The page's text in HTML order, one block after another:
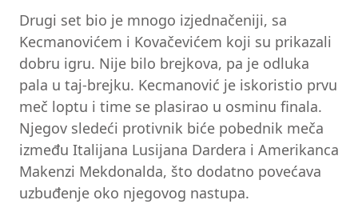
Drugi set bio je mnogo izjednačeniji, sa
Kecmanovićem i Kovačevićem koji su prikazali
dobru igru. Nije bilo brejkova, pa je odluka
pala u taj-brejku. Kecmanović je iskoristio prvu
meč loptu i time se plasirao u osminu finala.
Njegov sledeći protivnik biće pobednik meča
između Italijana Lusijana Dardera i Amerikanca
Makenzi Mekdonalda, što dodatno povećava
uzbuđenje oko njegovog nastupa.